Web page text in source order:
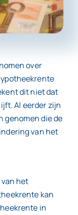
over
dit niet dat
Al eerder zijn
genomen die de
van het
het
kan
in